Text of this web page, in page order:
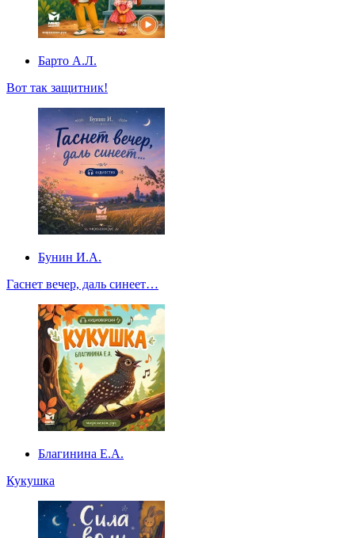
Барто А.Л.
Вот так защитник!
Бунин И.А.
Гаснет вечер, даль синеет…
Благинина Е.А.
Кукушка